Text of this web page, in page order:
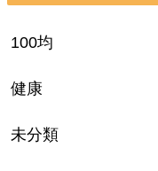
100均
健康
未分類